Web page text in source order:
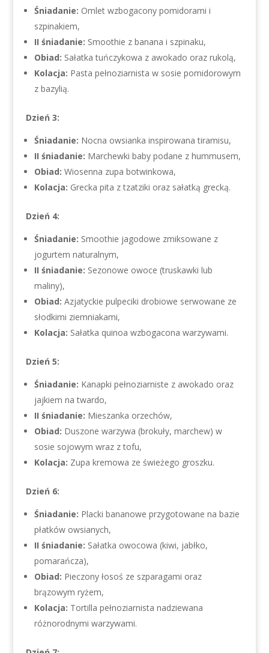
Śniadanie: Omlet wzbogacony pomidorami i
szpinakiem,
II śniadanie: Smoothie z banana i szpinaku,
Obiad: Sałatka tuńczykowa z awokado oraz rukolą,
Kolacja: Pasta pełnoziarnista w sosie pomidorowym
z bazylią.
Dzień 3:
Śniadanie: Nocna owsianka inspirowana tiramisu,
II śniadanie: Marchewki baby podane z hummusem,
Obiad: Wiosenna zupa botwinkowa,
Kolacja: Grecka pita z tzatziki oraz sałatką grecką.
Dzień 4:
Śniadanie: Smoothie jagodowe zmiksowane z
jogurtem naturalnym,
II śniadanie: Sezonowe owoce (truskawki lub
maliny),
Obiad: Azjatyckie pulpeciki drobiowe serwowane ze
słodkimi ziemniakami,
Kolacja: Sałatka quinoa wzbogacona warzywami.
Dzień 5:
Śniadanie: Kanapki pełnoziarniste z awokado oraz
jajkiem na twardo,
II śniadanie: Mieszanka orzechów,
Obiad: Duszone warzywa (brokuły, marchew) w
sosie sojowym wraz z tofu,
Kolacja: Zupa kremowa ze świeżego groszku.
Dzień 6:
Śniadanie: Placki bananowe przygotowane na bazie
płatków owsianych,
II śniadanie: Sałatka owocowa (kiwi, jabłko,
pomarańcza),
Obiad: Pieczony łosoś ze szparagami oraz
brązowym ryżem,
Kolacja: Tortilla pełnoziarnista nadziewana
różnorodnymi warzywami.